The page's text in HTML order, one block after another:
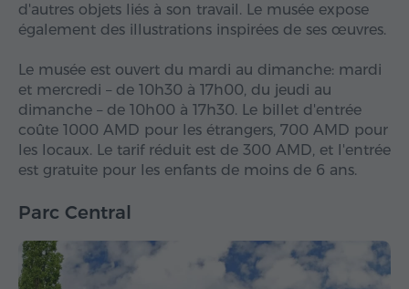
d'autres objets liés à son travail. Le musée expose
également des illustrations inspirées de ses œuvres.
Le musée est ouvert du mardi au dimanche: mardi
et mercredi – de 10h30 à 17h00, du jeudi au
dimanche – de 10h00 à 17h30. Le billet d'entrée
coûte 1000 AMD pour les étrangers, 700 AMD pour
les locaux. Le tarif réduit est de 300 AMD, et l'entrée
est gratuite pour les enfants de moins de 6 ans.
Parc Central